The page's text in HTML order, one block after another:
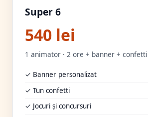
Super 6
540 lei
1 animator · 2 ore + banner + confetti
✓ Banner personalizat
✓ Tun confetti
✓ Jocuri și concursuri